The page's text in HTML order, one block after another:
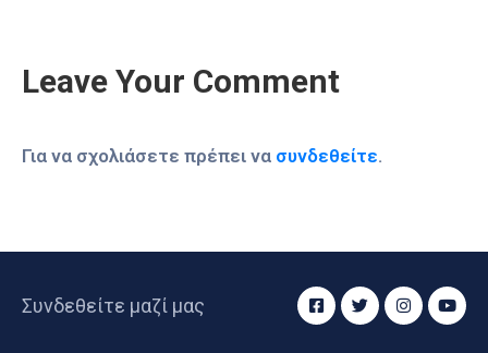
Leave Your Comment
Για να σχολιάσετε πρέπει να συνδεθείτε.
Συνδεθείτε μαζί μας